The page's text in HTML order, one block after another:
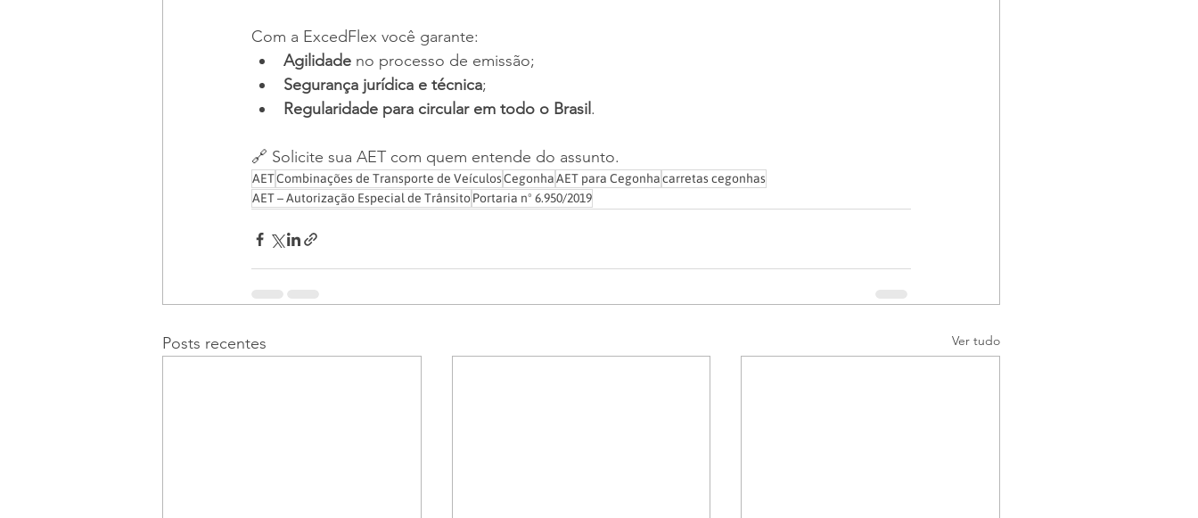
Com a ExcedFlex você garante:
Agilidade no processo de emissão;
Segurança jurídica e técnica;
Regularidade para circular em todo o Brasil .
🔗 Solicite sua AET com quem entende do assunto.
AETCombinações de Transporte de VeículosCegonhaAET para Cegonhacarretas cegonhas
AET – Autorização Especial de TrânsitoPortaria nº 6.950/2019
Posts recentes Ver tudo